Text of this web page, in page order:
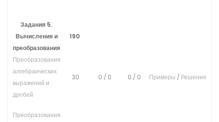
Задания 5.
Вычисления и
преобразования
190
Преобразования
алгебраических
выражений и
дробей
30 0 / 0 0 / 0 Примеры / Решения
Преобразования